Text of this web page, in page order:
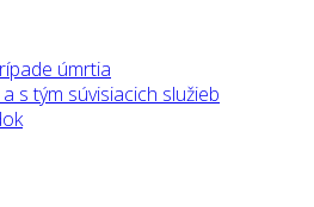
úmrtia
s tým súvisiacich služieb